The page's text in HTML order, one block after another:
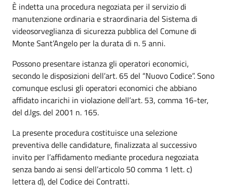
È indetta una procedura negoziata per il servizio di
manutenzione ordinaria e straordinaria del Sistema di
videosorveglianza di sicurezza pubblica del Comune di
Monte Sant’Angelo per la durata di n. 5 anni.
Possono presentare istanza gli operatori economici,
secondo le disposizioni dell’art. 65 del “Nuovo Codice”. Sono
comunque esclusi gli operatori economici che abbiano
affidato incarichi in violazione dell’art. 53, comma 16-ter,
del d.lgs. del 2001 n. 165.
La presente procedura costituisce una selezione
preventiva delle candidature, finalizzata al successivo
invito per l’affidamento mediante procedura negoziata
senza bando ai sensi dell’articolo 50 comma 1 lett. c)
lettera d), del Codice dei Contratti.